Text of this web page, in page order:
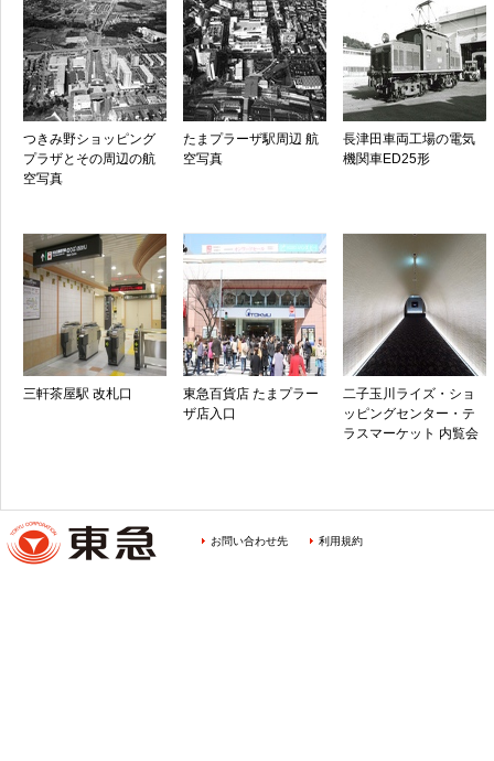
つきみ野ショッピング
プラザとその周辺の航
空写真
たまプラーザ駅周辺 航
空写真
長津田車両工場の電気
機関車ED25形
三軒茶屋駅 改札口
東急百貨店 たまプラー
ザ店入口
二子玉川ライズ・ショ
ッピングセンター・テ
ラスマーケット 内覧会
お問い合わせ先 利用規約